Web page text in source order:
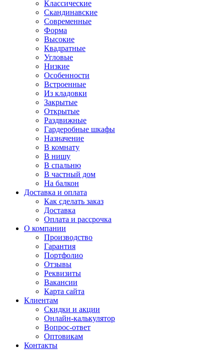
Классические
Скандинавские
Современные
Форма
Высокие
Квадратные
Угловые
Низкие
Особенности
Встроенные
Из кладовки
Закрытые
Открытые
Раздвижные
Гардеробные шкафы
Назначение
В комнату
В нишу
В спальню
В частный дом
На балкон
Доставка и оплата
Как сделать заказ
Доставка
Оплата и рассрочка
О компании
Производство
Гарантия
Портфолио
Отзывы
Реквизиты
Вакансии
Карта сайта
Клиентам
Скидки и акции
Онлайн-калькулятор
Вопрос-ответ
Оптовикам
Контакты